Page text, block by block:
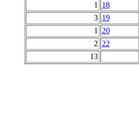
1
18
3 19
1
20
2 22
13